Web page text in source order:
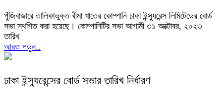
পুঁজিবাজারে তালিকাভুক্ত বীমা খাতের কোম্পানি ঢাকা ইন্স্যুরেন্স লিমিটেডের বোর্ড
সভা স্থগিত করা হয়েছে। কোম্পানিটির সভা আগামী ৩১ অক্টোবর, ২০২৩
তারিখ
আরও পড়ুন..
ঢাকা ইন্স্যুরেন্সের বোর্ড সভার তারিখ নির্ধারণ